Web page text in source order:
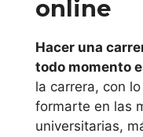
online
Hacer una
todo momento
la carrera, con
formarte en las
universitarias,